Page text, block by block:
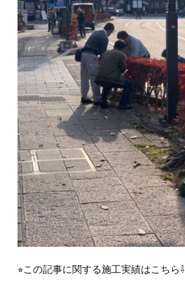
⭐︎この記事に関する施工実績はこちら⇩